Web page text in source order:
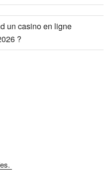
un casino en ligne
?